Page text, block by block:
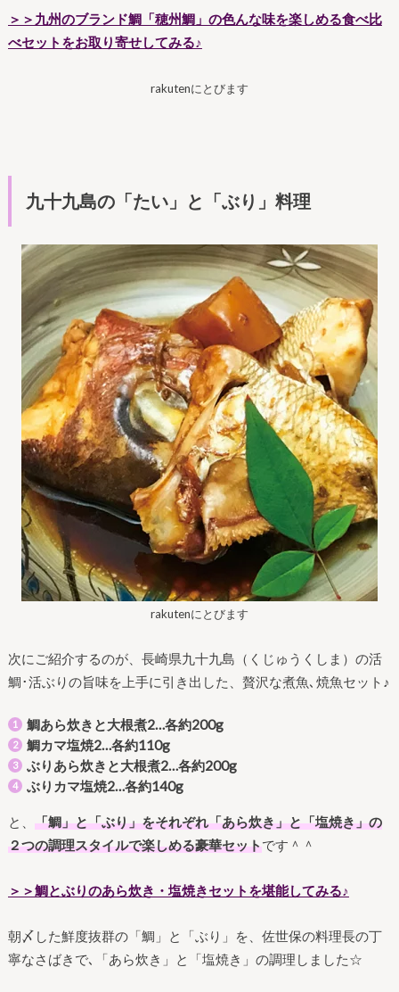
＞＞九州のブランド鯛「穂州鯛」の色んな味を楽しめる食べ比
べセットをお取り寄せしてみる♪
rakutenにとびます
九十九島の「たい」と「ぶり」料理
rakutenにとびます
次にご紹介するのが、長崎県九十九島（くじゅうくしま）の活
鯛･活ぶりの旨味を上手に引き出した、贅沢な煮魚､焼魚セット♪
鯛あら炊きと大根煮2…各約200g
鯛カマ塩焼2…各約110g
ぶりあら炊きと大根煮2…各約200g
ぶりカマ塩焼2…各約140g
と、 「鯛」と「ぶり」をそれぞれ「あら炊き」と「塩焼き」の
２つの調理スタイルで楽しめる豪華セットです＾＾
＞＞鯛とぶりのあら炊き・塩焼きセットを堪能してみる♪
朝〆した鮮度抜群の「鯛」と「ぶり」を、佐世保の料理長の丁
寧なさばきで､「あら炊き」と「塩焼き」の調理しました☆